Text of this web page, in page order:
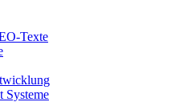
Texte
Systeme